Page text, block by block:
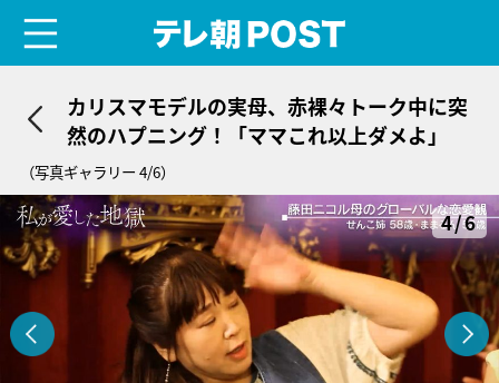
カリスマモデルの実母、赤裸々トーク中に突
然のハプニング！「ママこれ以上ダメよ」
（写真ギャラリー 4/6）
4/6